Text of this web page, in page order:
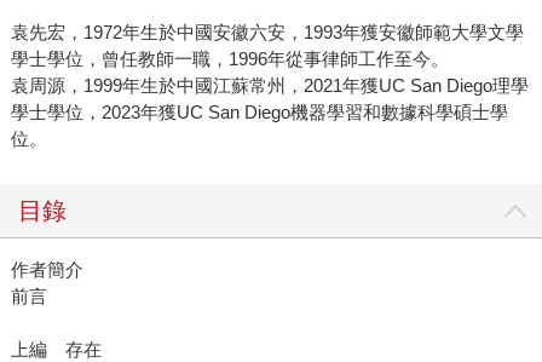
袁先宏，1972年生於中國安徽六安，1993年獲安徽師範大學文學
學士學位，曾任教師一職，1996年從事律師工作至今。
袁周源，1999年生於中國江蘇常州，2021年獲UC San Diego理學
學士學位，2023年獲UC San Diego機器學習和數據科學碩士學
位。
目錄
作者簡介
前言
上編 存在